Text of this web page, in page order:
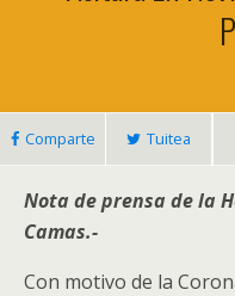
Comparte Tuitea
Nota de prensa de la
Camas.-
Con motivo de la